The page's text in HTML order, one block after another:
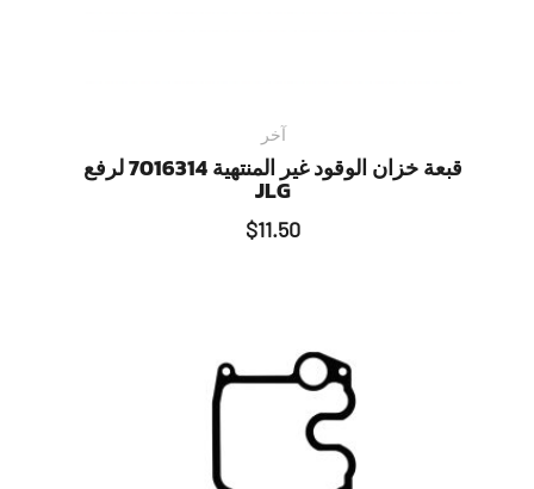
قبعة خزان الوقود غير المنتهية 7016314 لرفع
JLG
$11.50